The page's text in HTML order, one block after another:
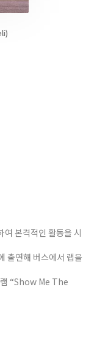
본격적인 활동을 시
출연해 버스에서 랩을
“Show Me The